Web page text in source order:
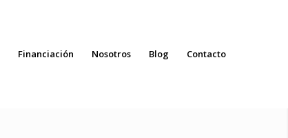
Financiación Nosotros Blog Contacto